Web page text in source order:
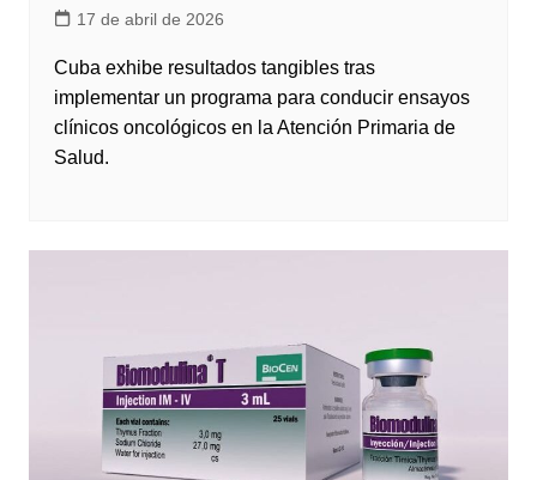
17 de abril de 2026
Cuba exhibe resultados tangibles tras
implementar un programa para conducir ensayos
clínicos oncológicos en la Atención Primaria de
Salud.